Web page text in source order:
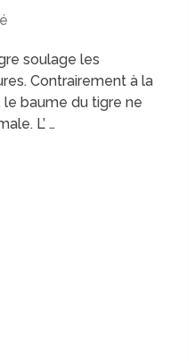
soulage les
Contrairement à la
baume du tigre ne
L’ …